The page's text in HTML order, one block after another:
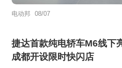
电动邦 08/07
捷达首款纯电轿车M6线下
成都开设限时快闪店